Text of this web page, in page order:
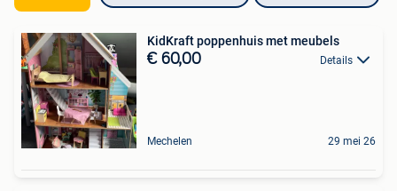
KidKraft poppenhuis met meubels
€ 60,00 Details
Mechelen 29 mei 26